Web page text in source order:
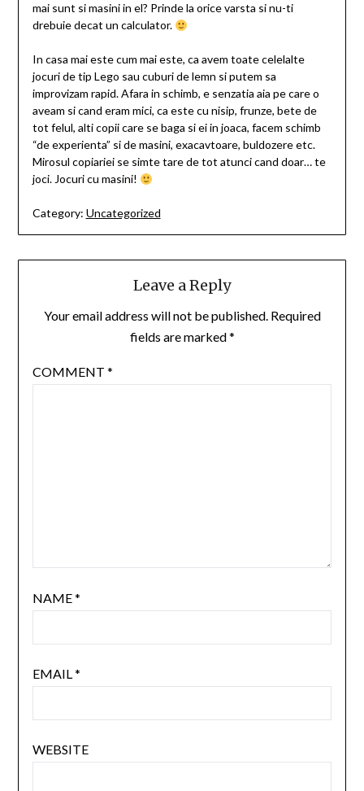
mai sunt si masini in el? Prinde la orice varsta si nu-ti
drebuie decat un calculator.
In casa mai este cum mai este, ca avem toate celelalte
jocuri de tip Lego sau cuburi de lemn si putem sa
improvizam rapid. Afara in schimb, e senzatia aia pe care o
aveam si cand eram mici, ca este cu nisip, frunze, bete de
tot felul, alti copii care se baga si ei in joaca, facem schimb
“de experienta” si de masini, exacavtoare, buldozere etc.
Mirosul copiariei se simte tare de tot atunci cand doar… te
joci. Jocuri cu masini!
Category: Uncategorized
Leave a Reply
Your email address will not be published. Required
fields are marked*
COMMENT *
NAME*
EMAIL*
WEBSITE